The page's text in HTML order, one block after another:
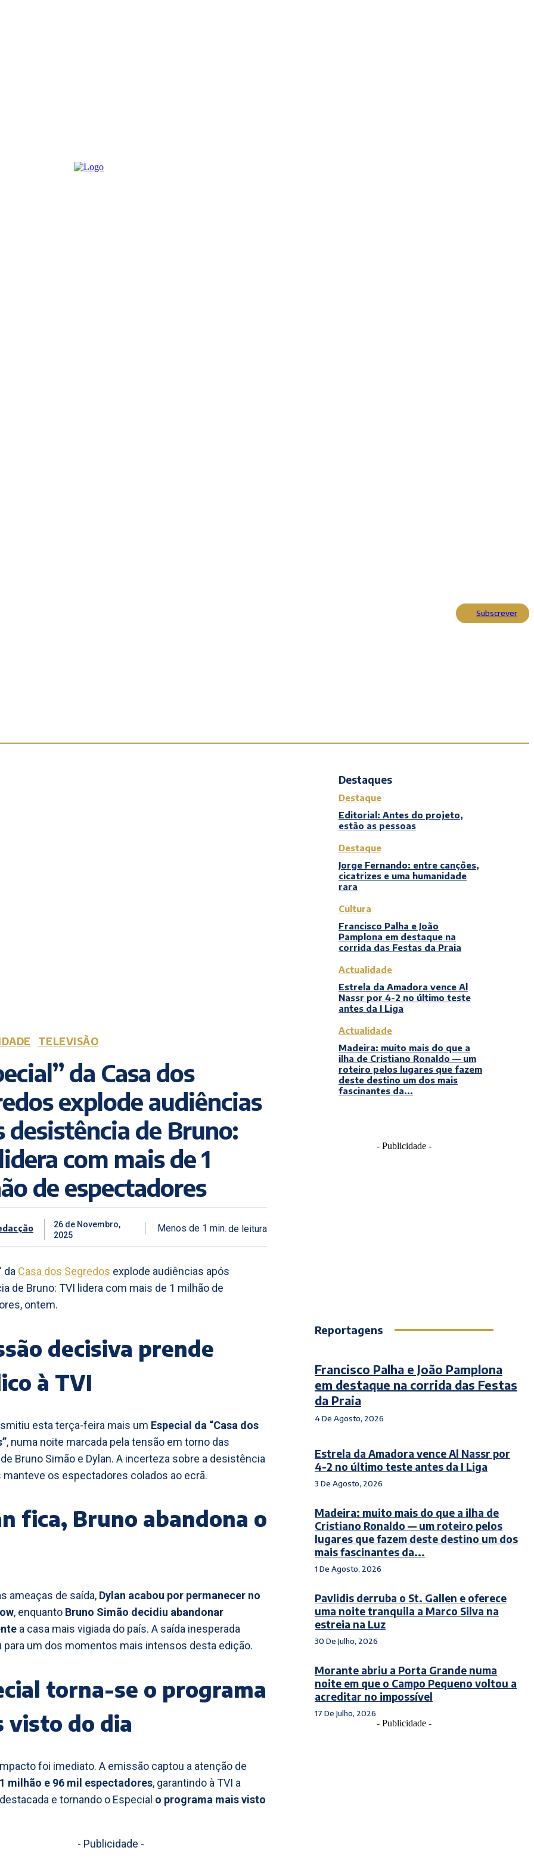
Subscrever
TELEVISÃO
da Casa dos
explode audiências
desistência de Bruno:
com mais de 1
de espectadores
26 de Novembro,
2025
Menos de 1 min. de leitura
da Casa dos Segredos explode audiências após
de Bruno: TVI lidera com mais de 1 milhão de
ontem.
decisiva prende
à TVI
esta terça-feira mais um Especial da “Casa dos
, numa noite marcada pela tensão em torno das
Bruno Simão e Dylan. A incerteza sobre a desistência
manteve os espectadores colados ao ecrã.
fica, Bruno abandona o
ameaças de saída, Dylan acabou por permanecer no
, enquanto Bruno Simão decidiu abandonar
a casa mais vigiada do país. A saída inesperada
para um dos momentos mais intensos desta edição.
torna-se o programa
visto do dia
foi imediato. A emissão captou a atenção de
milhão e 96 mil espectadores, garantindo à TVI a
e tornando o Especial o programa mais visto
- Publicidade -
Destaques
Destaque
Editorial: Antes do projeto,
estão as pessoas
Destaque
Jorge Fernando: entre canções,
cicatrizes e uma humanidade
rara
Cultura
Francisco Palha e João
Pamplona em destaque na
corrida das Festas da Praia
Actualidade
Estrela da Amadora vence Al
Nassr por 4-2 no último teste
antes da I Liga
Actualidade
Madeira: muito mais do que a
ilha de Cristiano Ronaldo — um
roteiro pelos lugares que fazem
deste destino um dos mais
fascinantes da...
- Publicidade -
Reportagens
Francisco Palha e João Pamplona
em destaque na corrida das Festas
da Praia
4 De Agosto, 2026
Estrela da Amadora vence Al Nassr por
4-2 no último teste antes da I Liga
3 De Agosto, 2026
Madeira: muito mais do que a ilha de
Cristiano Ronaldo — um roteiro pelos
lugares que fazem deste destino um dos
mais fascinantes da...
1 De Agosto, 2026
Pavlidis derruba o St. Gallen e oferece
uma noite tranquila a Marco Silva na
estreia na Luz
30 De Julho, 2026
Morante abriu a Porta Grande numa
noite em que o Campo Pequeno voltou a
acreditar no impossível
17 De Julho, 2026
- Publicidade -